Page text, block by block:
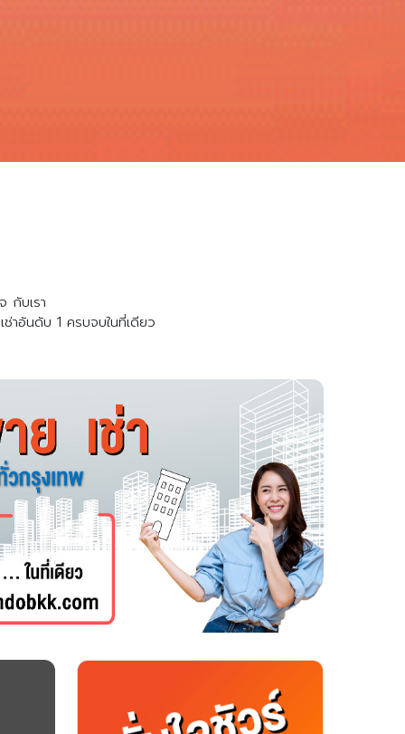
กับเรา
าอันดับ 1 ครบจบในที่เดียว